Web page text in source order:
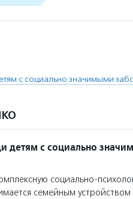
с социально значимыми
детям с социально
социально-
семейным